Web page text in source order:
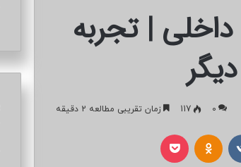
| تجربه
0
117 زمان تقریبی مطالعه 2 دقیقه